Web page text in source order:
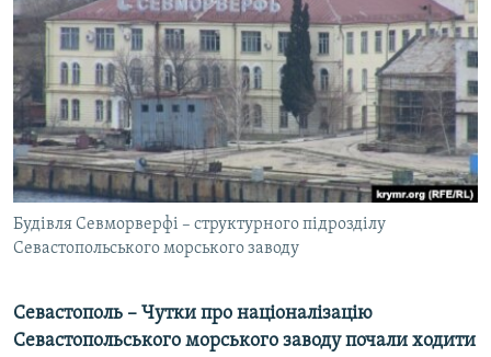
ДЕПОРТАЦІЯ
ВІДЕОУРОКИ «ELIFBE»
СВІДЧЕННЯ ОКУПАЦІЇ
УКРАЇНСЬКА ПРОБЛЕМА КРИМУ
ІНФОГРАФІКА
ЯК ОБІЙТИ БЛОКУВАННЯ
Русский
Qırımtatar
ДОЛУЧАЙСЯ!
Будівля Севморверфі – структурного підрозділу
Севастопольського морського заводу
Севастополь – Чутки про націоналізацію
Севастопольського морського заводу почали ходити